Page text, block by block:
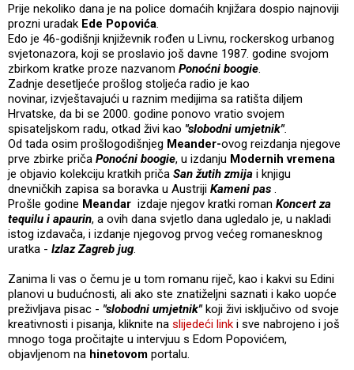
Prije nekoliko dana je na police domaćih knjižara dospio najnoviji
prozni uradak Ede Popovića.
Edo je 46-godišnji književnik rođen u Livnu, rockerskog urbanog
svjetonazora, koji se proslavio još davne 1987. godine svojom
zbirkom kratke proze nazvanom Ponoćni boogie.
Zadnje desetljeće prošlog stoljeća radio je kao
novinar, izvještavajući u raznim medijima sa ratišta diljem
Hrvatske, da bi se 2000. godine ponovo vratio svojem
spisateljskom radu, otkad živi kao "slobodni umjetnik".
Od tada osim prošlogodišnjeg Meander-ovog reizdanja njegove
prve zbirke priča Ponoćni boogie, u izdanju Modernih vremena
je objavio kolekciju kratkih priča San žutih zmija i knjigu
dnevničkih zapisa sa boravka u Austriji Kameni pas .
Prošle godine Meandar izdaje njegov kratki roman Koncert za
tequilu i apaurin, a ovih dana svjetlo dana ugledalo je, u nakladi
istog izdavača, i izdanje njegovog prvog većeg romanesknog
uratka - Izlaz Zagreb jug.
Zanima li vas o čemu je u tom romanu riječ, kao i kakvi su Edini
planovi u budućnosti, ali ako ste znatiželjni saznati i kako uopće
preživljava pisac - "slobodni umjetnik"koji živi isključivo od svoje
kreativnosti i pisanja, kliknite na slijedeći link i sve nabrojeno i još
mnogo toga pročitajte u intervjuu s Edom Popovićem,
objavljenom na hinetovom portalu.